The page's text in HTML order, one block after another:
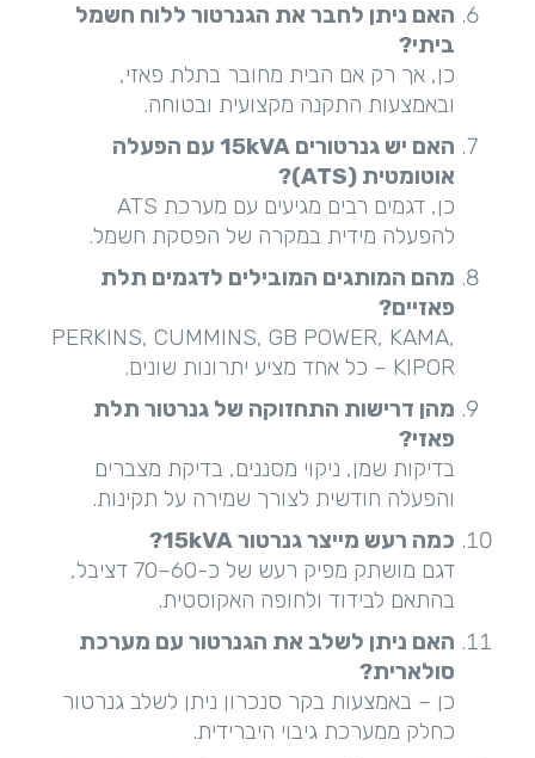
האם ניתן לחבר את הגנרטור ללוח חשמל
ביתי?
כן, אך רק אם הבית מחובר בתלת פאזי,
ובאמצעות התקנה מקצועית ובטוחה.
האם יש גנרטורים 15 kVA
עם הפעלה
אוטומטית (ATS)?
כן, דגמים רבים מגיעים עם מערכת ATS
להפעלה מידית במקרה של הפסקת חשמל.
מהם המותגים המובילים לדגמים תלת
פאזיים?
PERKINS, CUMMINS, GB POWER, KAMA,
KIPOR – כל אחד מציע יתרונות שונים.
מהן דרישות התחזוקה של גנרטור תלת
פאזי?
בדיקות שמן, ניקוי מסננים, בדיקת מצברים
והפעלה חודשית לצורך שמירה על תקינות.
כמה רעש מייצר גנרטור 15kVA?
דגם מושתק מפיק רעש של כ-60–70 דציבל,
בהתאם לבידוד ולחופה האקוסטית.
האם ניתן לשלב את הגנרטור עם מערכת
סולארית?
כן – באמצעות בקר סנכרון ניתן לשלב גנרטור
כחלק ממערכת גיבוי היברידית.